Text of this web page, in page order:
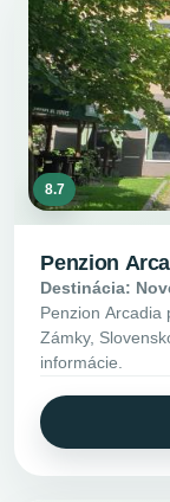
8.7
Penzion
Destinácia:
Penzion Arcadia
Zámky,
informácie.